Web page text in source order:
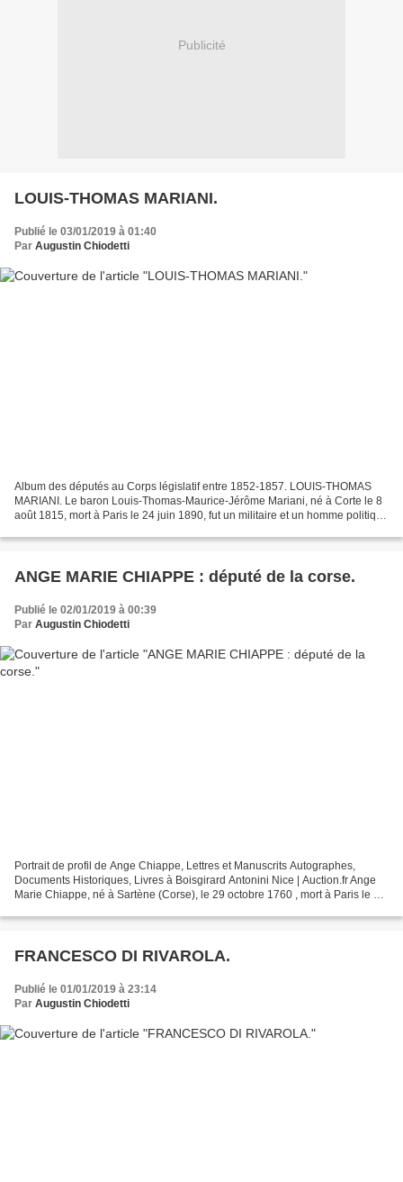
Publicité
LOUIS-THOMAS MARIANI.
Publié le 03/01/2019 à 01:40
Par Augustin Chiodetti
Album des députés au Corps législatif entre 1852-1857. LOUIS-THOMAS
MARIANI. Le baron Louis-Thomas-Maurice-Jérôme Mariani, né à Corte le 8
août 1815, mort à Paris le 24 juin 1890, fut un militaire et un homme politique
ANGE MARIE CHIAPPE : député de la corse.
Publié le 02/01/2019 à 00:39
Par Augustin Chiodetti
Portrait de profil de Ange Chiappe, Lettres et Manuscrits Autographes,
Documents Historiques, Livres à Boisgirard Antonini Nice | Auction.fr Ange
Marie Chiappe, né à Sartène (Corse), le 29 octobre 1760 , mort à Paris le 18
FRANCESCO DI RIVAROLA.
Publié le 01/01/2019 à 23:14
Par Augustin Chiodetti